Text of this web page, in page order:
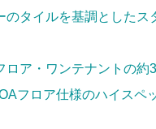
のタイルを基調としたス
ロア・ワンテナントの約
フロア仕様のハイスペ